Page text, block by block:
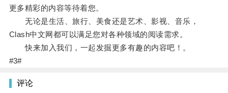
更多精彩的内容等待着您。
无论是生活、旅行、美食还是艺术、影视、音乐，
Clash中文网都可以满足您对各种领域的阅读需求。
快来加入我们，一起发掘更多有趣的内容吧！。
#3#
评论